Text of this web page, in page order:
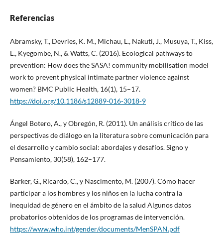
Referencias
Abramsky, T., Devries, K. M., Michau, L., Nakuti, J., Musuya, T., Kiss,
L., Kyegombe, N., & Watts, C. (2016). Ecological pathways to
prevention: How does the SASA! community mobilisation model
work to prevent physical intimate partner violence against
women? BMC Public Health, 16(1), 15–17.
https://doi.org/10.1186/s12889-016-3018-9
Ángel Botero, A., y Obregón, R. (2011). Un análisis crítico de las
perspectivas de diálogo en la literatura sobre comunicación para
el desarrollo y cambio social: abordajes y desafíos. Signo y
Pensamiento, 30(58), 162–177.
Barker, G., Ricardo, C., y Nascimento, M. (2007). Cómo hacer
participar a los hombres y los niños en la lucha contra la
inequidad de género en el ámbito de la salud Algunos datos
probatorios obtenidos de los programas de intervención.
https://www.who.int/gender/documents/MenSPAN.pdf